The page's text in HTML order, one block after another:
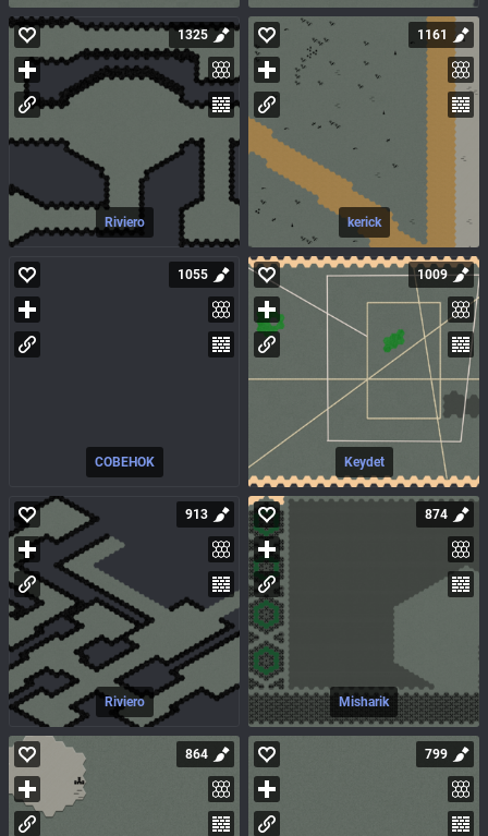
Riviero
1325
kerick
1161
COBEHOK
1055
Keydet
1009
Riviero
913
Misharik
874
864 799